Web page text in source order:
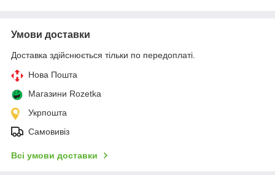
Умови доставки
Доставка здійснюється тільки по передоплаті.
Нова Пошта
Магазини Rozetka
Укрпошта
Самовивіз
Всі умови доставки